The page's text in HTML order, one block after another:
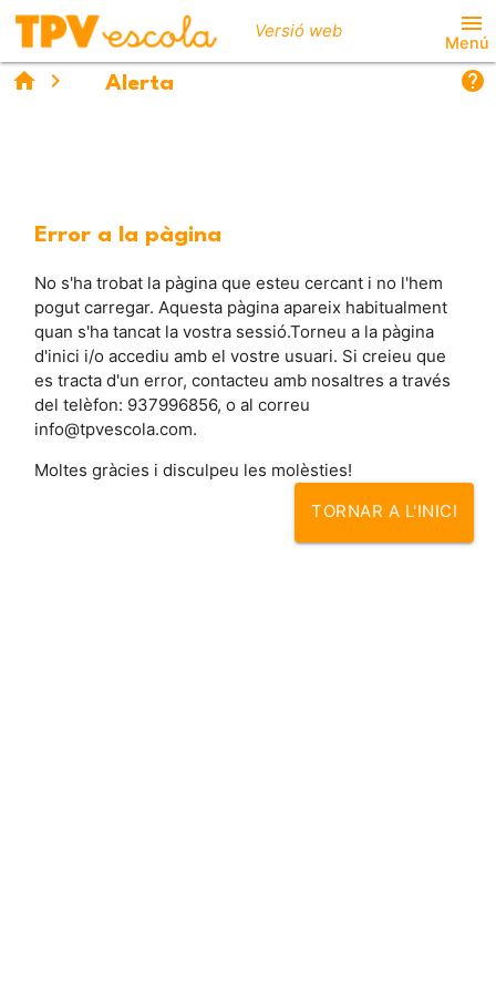
Versió web menu
Menú
home chevron_right Alerta help
Error a la pàgina
No s'ha trobat la pàgina que esteu cercant i no l'hem
pogut carregar. Aquesta pàgina apareix habitualment
quan s'ha tancat la vostra sessió.Torneu a la pàgina
d'inici i/o accediu amb el vostre usuari. Si creieu que
es tracta d'un error, contacteu amb nosaltres a través
del telèfon: 937996856, o al correu
info@tpvescola.com.
Moltes gràcies i disculpeu les molèsties!
TORNAR A L'INICI